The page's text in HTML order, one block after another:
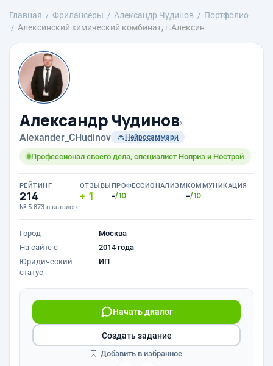
Главная Фрилансеры Александр Чудинов
Портфолио
Алексинский химический комбинат, г.Алексин
Александр Чудинов›
Alexander_CHudinov Нейросаммари
Профессионал своего дела, специалист Ноприз и Нострой
РЕЙТИНГ
214
№ 5 873 в каталоге
ОТЗЫВЫ
1
ПРОФЕССИОНАЛИЗМ
-/10
КОММУНИКАЦИЯ
-/10
Город
Москва
На сайте с
2014 года
Юридический
статус
ИП
Начать диалог
Создать задание
Добавить в избранное